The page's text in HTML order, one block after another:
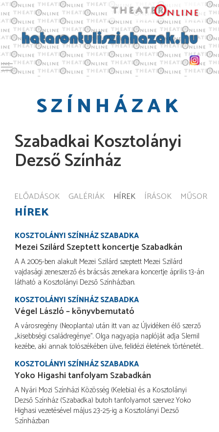
Toggle main menu visibility
SZÍNHÁZAK
Szabadkai Kosztolányi
Dezső Színház
ELŐADÁSOK GALÉRIÁK HÍREK ÍRÁSOK MŰSOR
HÍREK
KOSZTOLÁNYI SZÍNHÁZ SZABADKA
Mezei Szilárd Szeptett koncertje Szabadkán
A A 2005-ben alakult Mezei Szilárd szeptett Mezei Szilárd
vajdasági zeneszerző és brácsás zenekara koncertje április 13-án
látható a Kosztolányi Dezső Színházban.
KOSZTOLÁNYI SZÍNHÁZ SZABADKA
Végel László – könyvbemutató
A városregény (Neoplanta) után itt van az Újvidéken élő szerző
„kisebbségi családregénye". Olga nagyapja naplóját adja Slemil
kezébe, aki annak tolószékében ülve, felidézi életének történetét…
KOSZTOLÁNYI SZÍNHÁZ SZABADKA
Yoko Higashi tanfolyam Szabadkán
A Nyári Mozi Színházi Közösség (Kelebia) és a Kosztolányi
Dezső Színház (Szabadka) butoh tanfolyamot szervez Yoko
Highasi vezetésével május 23-25-ig a Kosztolányi Dezső
Színházban